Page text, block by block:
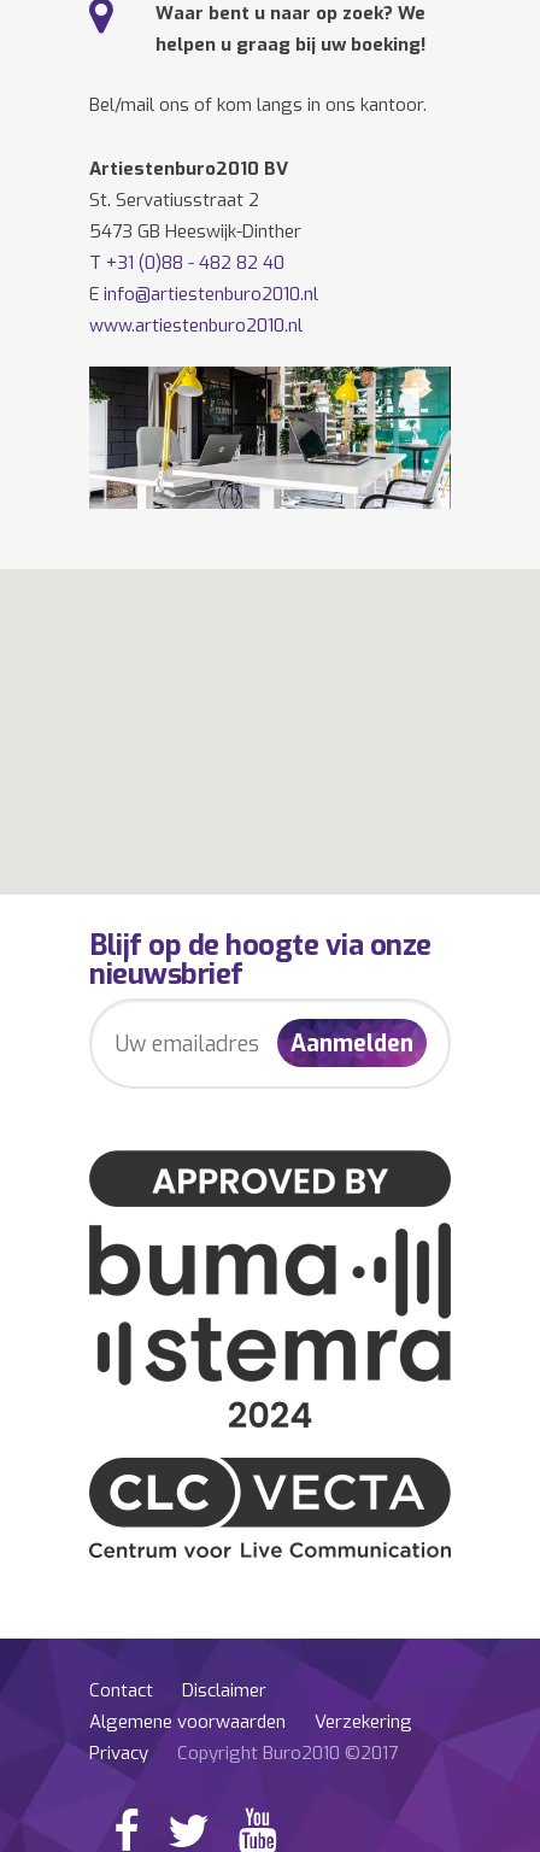
Waar bent u naar op zoek? We
helpen u graag bij uw boeking!
Bel/mail ons of kom langs in ons kantoor.
Artiestenburo2010 BV
St. Servatiusstraat 2
5473 GB Heeswijk-Dinther
T +31 (0)88 - 482 82 40
E info@artiestenburo2010.nl
www.artiestenburo2010.nl
Volg ons ook opFacebookenTwitter
Blijf op de hoogte via onze
nieuwsbrief
Contact
Disclaimer
Algemene voorwaarden
Verzekering
Privacy
Copyright Buro2010 ©2017